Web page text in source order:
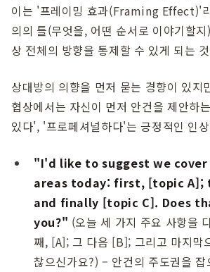
이는 '프레이밍 효과(Framing Effect)'
의의 틀(무엇을, 어떤 순서로 이야기할
상 전체의 방향을 통제할 수 있게 되는
상대방의 의향을 먼저 묻는 경향이 있지
협상에서는 자신이 먼저 안건을 제안하
있다', '프로페셔널하다'는 긍정적인 인
"I'd like to suggest we
areas today: first, [topic A];
and finally [topic C]. Does
you?" (오늘 세 가지 주요 사항을
째, [A]; 그 다음 [B]; 그리고 마지막
찮으신가요?) – 안건의 주도권을